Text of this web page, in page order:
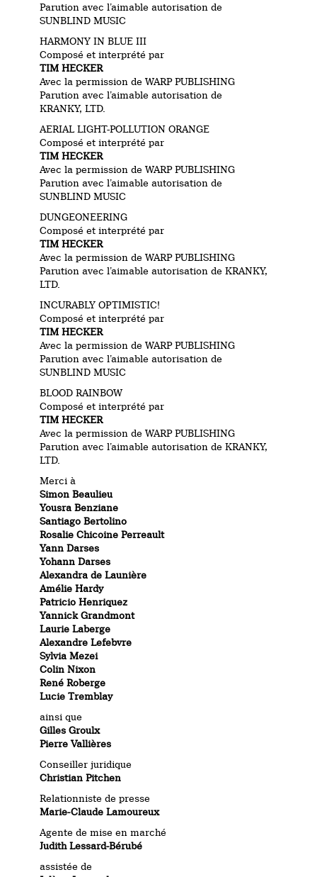
Parution avec l’aimable autorisation de
SUNBLIND MUSIC
HARMONY IN BLUE III
Composé et interprété par
TIM HECKER
Avec la permission de WARP PUBLISHING
Parution avec l’aimable autorisation de
KRANKY, LTD.
AERIAL LIGHT-POLLUTION ORANGE
Composé et interprété par
TIM HECKER
Avec la permission de WARP PUBLISHING
Parution avec l’aimable autorisation de
SUNBLIND MUSIC
DUNGEONEERING
Composé et interprété par
TIM HECKER
Avec la permission de WARP PUBLISHING
Parution avec l’aimable autorisation de KRANKY,
LTD.
INCURABLY OPTIMISTIC!
Composé et interprété par
TIM HECKER
Avec la permission de WARP PUBLISHING
Parution avec l’aimable autorisation de
SUNBLIND MUSIC
BLOOD RAINBOW
Composé et interprété par
TIM HECKER
Avec la permission de WARP PUBLISHING
Parution avec l’aimable autorisation de KRANKY,
LTD.
Merci à
Simon Beaulieu
Yousra Benziane
Santiago Bertolino
Rosalie Chicoine Perreault
Yann Darses
Yohann Darses
Alexandra de Launière
Amélie Hardy
Patricio Henriquez
Yannick Grandmont
Laurie Laberge
Alexandre Lefebvre
Sylvia Mezei
Colin Nixon
René Roberge
Lucie Tremblay
ainsi que
Gilles Groulx
Pierre Vallières
Conseiller juridique
Christian Pitchen
Relationniste de presse
Marie-Claude Lamoureux
Agente de mise en marché
Judith Lessard-Bérubé
assistée de